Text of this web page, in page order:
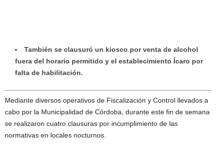
También se clausuró un kiosco por venta de alcohol
fuera del horario permitido y el establecimiento Ícaro por
falta de habilitación.
Mediante diversos operativos de Fiscalización y Control llevados a
cabo por la Municipalidad de Córdoba, durante este fin de semana
se realizaron cuatro clausuras por incumplimiento de las
normativas en locales nocturnos.